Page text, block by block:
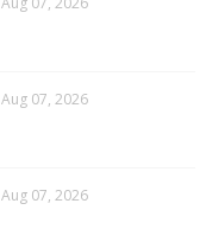
Aug 07, 2026
Aug 07, 2026